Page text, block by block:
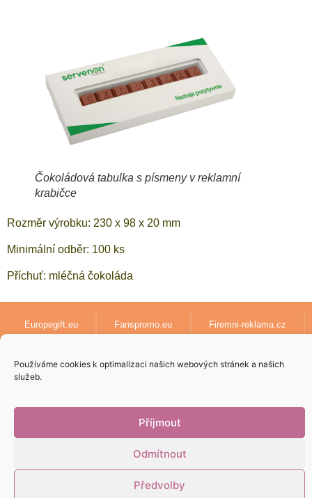
Používáme cookies k optimalizaci našich webových stránek a našich
služeb.
Příjmout
Odmítnout
Předvolby
Čokoládová tabulka s písmeny v reklamní
krabičce
Rozměr výrobku: 230 x 98 x 20 mm
Minimální odběr: 100 ks
Příchuť: mléčná čokoláda
Europegift.eu Fanspromo.eu Firemni-reklama.cz
Vytvoril5pixel.skv spolupráci sAdenCZ© 2023 | Všetky práva
vyhradené